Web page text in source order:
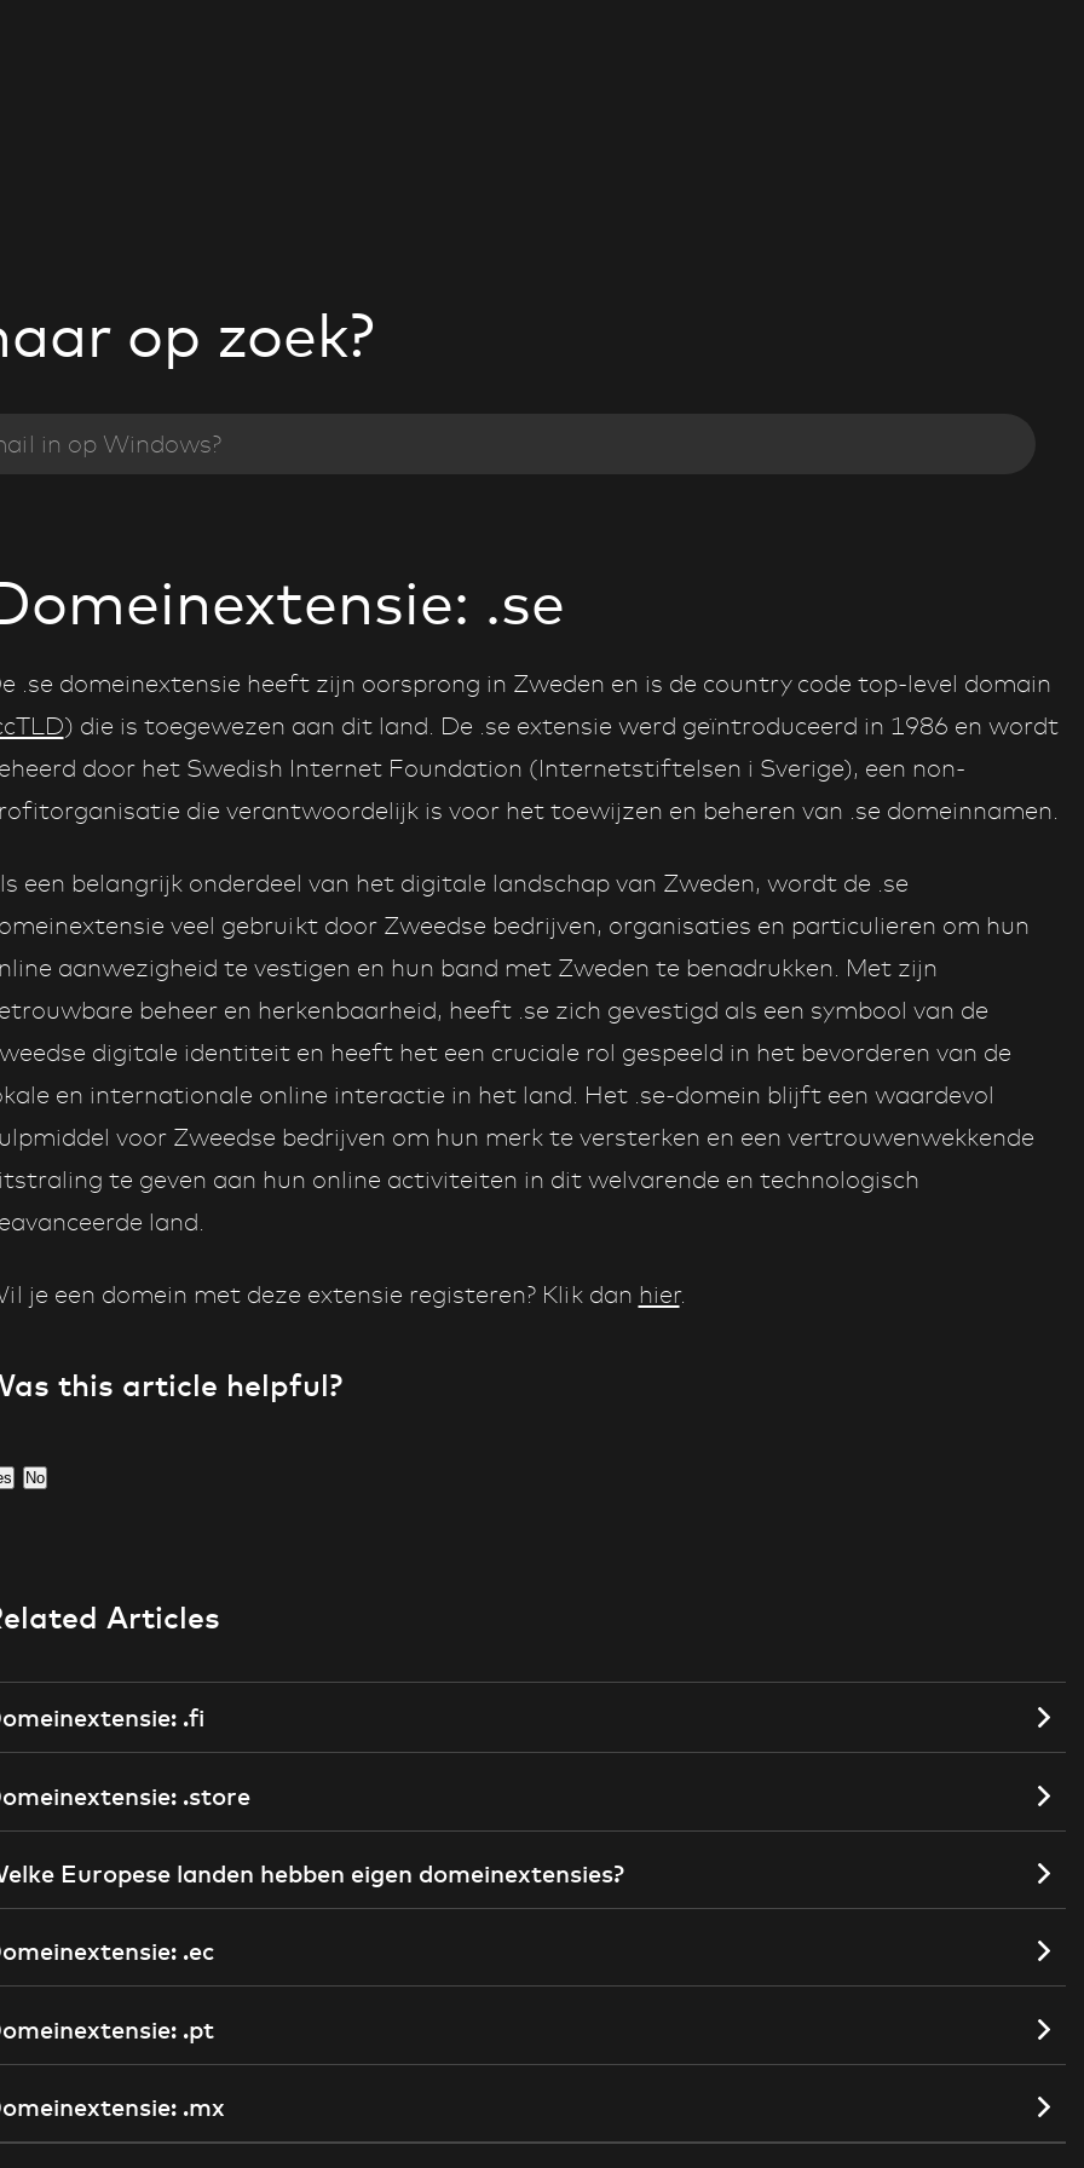
op zoek?
.se
.se domeinextensie heeft zijn oorsprong in Zweden en is de country code top-level domain
) die is toegewezen aan dit land. De .se extensie werd geïntroduceerd in 1986 en wordt
door het Swedish Internet Foundation (Internetstiftelsen i Sverige), een non-
die verantwoordelijk is voor het toewijzen en beheren van .se domeinnamen.
een belangrijk onderdeel van het digitale landschap van Zweden, wordt de .se
veel gebruikt door Zweedse bedrijven, organisaties en particulieren om hun
aanwezigheid te vestigen en hun band met Zweden te benadrukken. Met zijn
beheer en herkenbaarheid, heeft .se zich gevestigd als een symbool van de
digitale identiteit en heeft het een cruciale rol gespeeld in het bevorderen van de
en internationale online interactie in het land. Het .se-domein blijft een waardevol
voor Zweedse bedrijven om hun merk te versterken en een vertrouwenwekkende
te geven aan hun online activiteiten in dit welvarende en technologisch
land.
je een domein met deze extensie registeren? Klik dan hier.
this article helpful?
No
Articles
.fi
.store
Europese landen hebben eigen domeinextensies?
.ec
.pt
.mx